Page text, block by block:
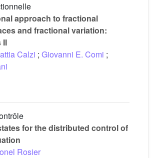
approach to fractional
and fractional variation:
II
Calzi ; Giovanni E. Comi ;
for the distributed control of
Rosier